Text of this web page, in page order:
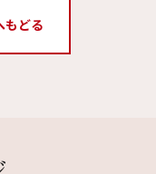
もどる